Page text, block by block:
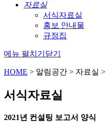
자료실
서식자료실
홍보 안내물
규정집
메뉴 펼치기 닫기
HOME > 알림공간 > 자료실 >
서식자료실
2021년 컨설팅 보고서 양식